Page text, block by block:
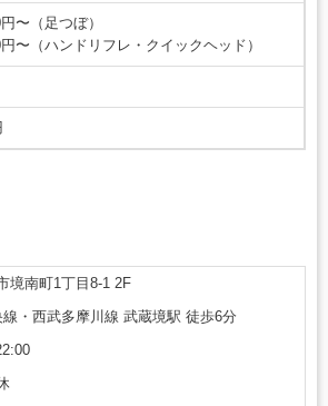
〜（足つぼ）
〜（ハンドリフレ・クイックヘッド）
境南町1丁目8-1 2F
・西武多摩川線 武蔵境駅 徒歩6分